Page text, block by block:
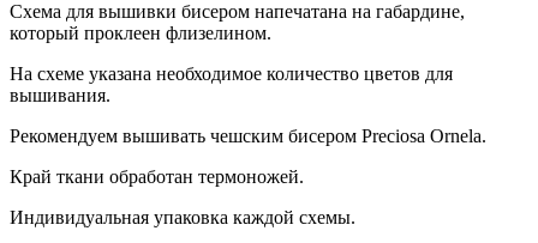
Схема для вышивки бисером напечатана на габардине,
который проклеен флизелином.
На схеме указана необходимое количество цветов для
вышивания.
Рекомендуем вышивать чешским бисером Preciosa Ornela.
Край ткани обработан термоножей.
Индивидуальная упаковка каждой схемы.